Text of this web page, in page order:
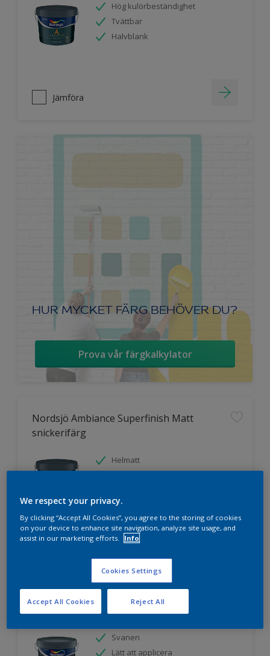
Hög kulörbeständighet
Tvättbar
Halvblank
Jämföra
HUR MYCKET FÄRG BEHÖVER DU?
Prova vår färgkalkylator
Nordsjö Ambiance Superfinish Matt
snickerifärg
Helmatt
Nordsjö Ambiance Endless Sky takfärg
Svanen
Lätt att applicera
We respect your privacy.
By clicking “Accept All Cookies”, you agree to the storing of cookies
on your device to enhance site navigation, analyze site usage, and
assist in our marketing efforts.
Info
Cookies Settings
Reject All
Accept All Cookies